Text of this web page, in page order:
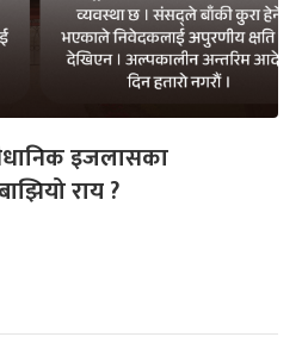
इजलासका
राय ?